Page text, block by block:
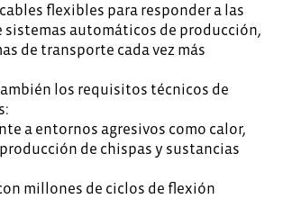
flexibles para responder a las
sistemas automáticos de producción,
de transporte cada vez más
los requisitos técnicos de
a entornos agresivos como calor,
de chispas y sustancias
millones de ciclos de flexión